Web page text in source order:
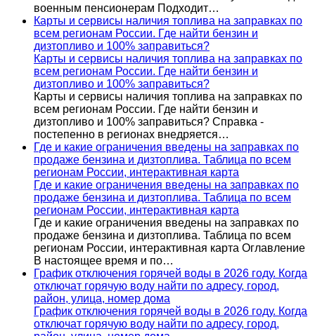
военным пенсионерам Подходит…
Карты и сервисы наличия топлива на заправках по
всем регионам России. Где найти бензин и
дизтопливо и 100% заправиться?
Карты и сервисы наличия топлива на заправках по
всем регионам России. Где найти бензин и
дизтопливо и 100% заправиться?
Карты и сервисы наличия топлива на заправках по
всем регионам России. Где найти бензин и
дизтопливо и 100% заправиться? Справка -
постепенно в регионах внедряется…
Где и какие ограничения введены на заправках по
продаже бензина и дизтоплива. Таблица по всем
регионам России, интерактивная карта
Где и какие ограничения введены на заправках по
продаже бензина и дизтоплива. Таблица по всем
регионам России, интерактивная карта
Где и какие ограничения введены на заправках по
продаже бензина и дизтоплива. Таблица по всем
регионам России, интерактивная карта Оглавление
В настоящее время и по…
График отключения горячей воды в 2026 году. Когда
отключат горячую воду найти по адресу, город,
район, улица, номер дома
График отключения горячей воды в 2026 году. Когда
отключат горячую воду найти по адресу, город,